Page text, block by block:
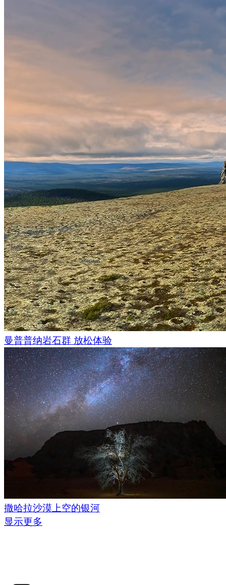
曼普普纳岩石群 放松体验
撒哈拉沙漠上空的银河
显示更多